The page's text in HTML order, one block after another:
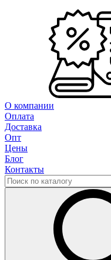
О компании
Оплата
Доставка
Опт
Цены
Блог
Контакты